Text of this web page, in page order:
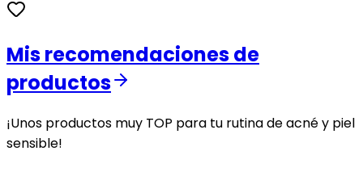
Mis recomendaciones de
productos
¡Unos productos muy TOP para tu rutina de acné y piel
sensible!